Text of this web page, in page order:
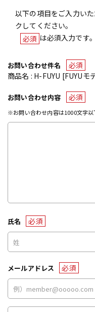
以下の項目をご入力い
クしてください。
必須 は必須入力です。
お問い合わせ件名
必須
商品名 : H-FUYU [FUYU
お問い合わせ内容 必須
※お問い合わせ内容は1000文字
氏名 必須
メールアドレス 必須